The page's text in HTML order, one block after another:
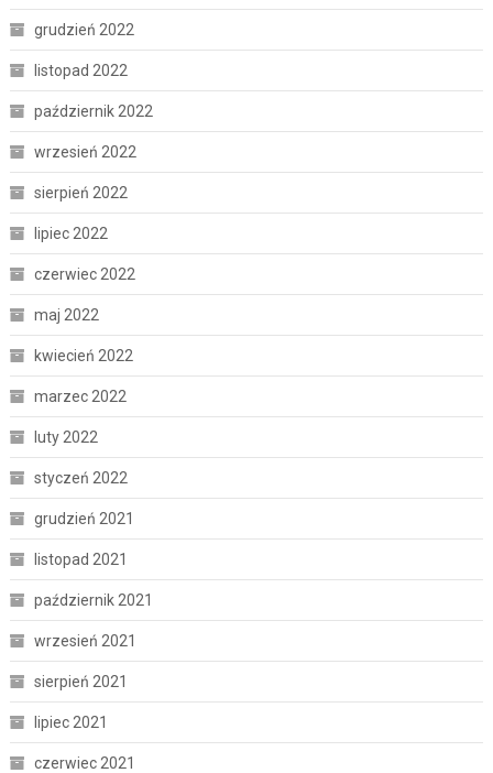
grudzień 2022
listopad 2022
październik 2022
wrzesień 2022
sierpień 2022
lipiec 2022
czerwiec 2022
maj 2022
kwiecień 2022
marzec 2022
luty 2022
styczeń 2022
grudzień 2021
listopad 2021
październik 2021
wrzesień 2021
sierpień 2021
lipiec 2021
czerwiec 2021